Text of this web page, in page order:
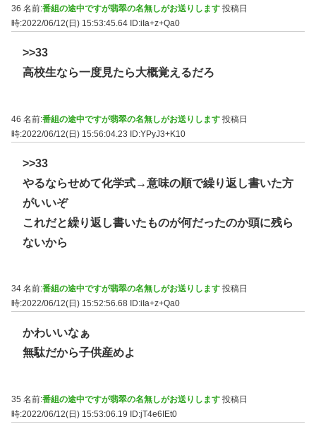
36 名前:番組の途中ですが翡翠の名無しがお送りします 投稿日
時:2022/06/12(日) 15:53:45.64 ID:iIa+z+Qa0
>>33
高校生なら一度見たら大概覚えるだろ
46 名前:番組の途中ですが翡翠の名無しがお送りします 投稿日
時:2022/06/12(日) 15:56:04.23 ID:YPyJ3+K10
>>33
やるならせめて化学式→意味の順で繰り返し書いた方
がいいぞ
これだと繰り返し書いたものが何だったのか頭に残ら
ないから
34 名前:番組の途中ですが翡翠の名無しがお送りします 投稿日
時:2022/06/12(日) 15:52:56.68 ID:iIa+z+Qa0
かわいいなぁ
無駄だから子供産めよ
35 名前:番組の途中ですが翡翠の名無しがお送りします 投稿日
時:2022/06/12(日) 15:53:06.19 ID:jT4e6IEt0